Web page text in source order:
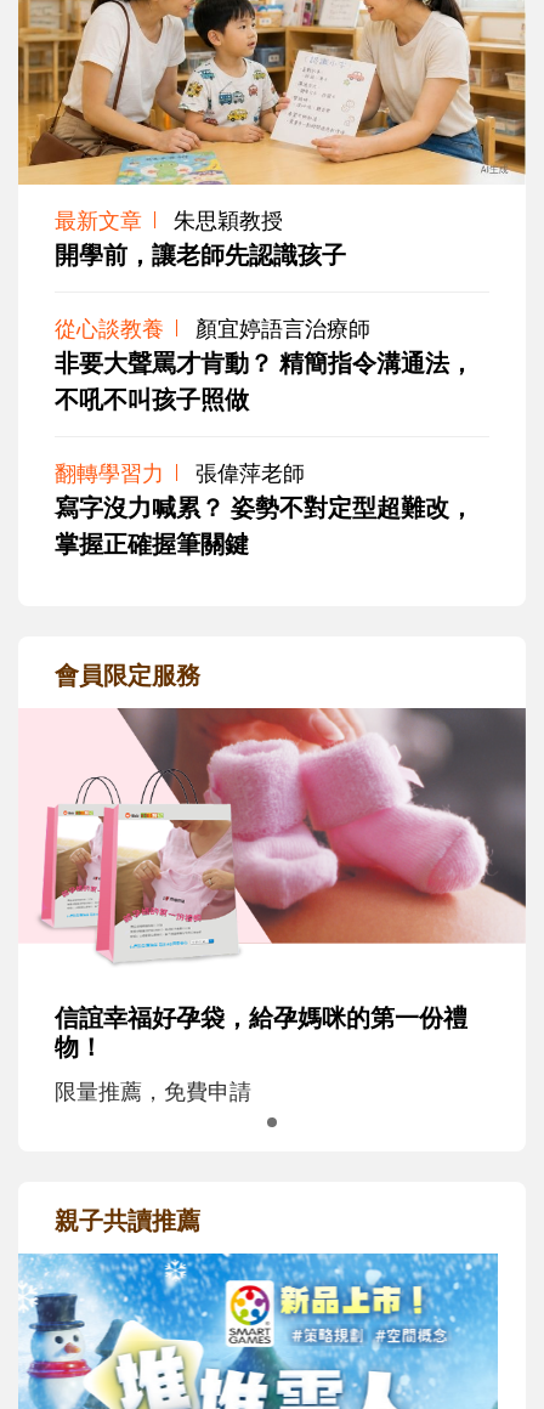
最新文章 朱思穎教授
開學前，讓老師先認識孩子
從心談教養 顏宜婷語言治療師
非要大聲罵才肯動？ 精簡指令溝通法，
不吼不叫孩子照做
翻轉學習力 張偉萍老師
寫字沒力喊累？ 姿勢不對定型超難改，
掌握正確握筆關鍵
會員限定服務
信誼幸福好孕袋，給孕媽咪的第一份禮
物！
限量推薦，免費申請
親子共讀推薦